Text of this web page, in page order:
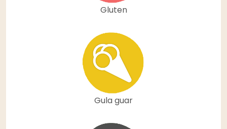
Gluten
Gula guar